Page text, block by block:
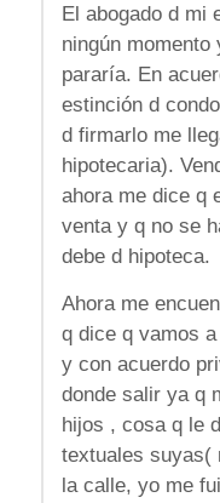
El abogado d mi
ningún
pararía. En
estinción d
d firmarlo me
hipotecaria).
ahora me dice q
venta y q no se
debe d hipoteca.
Ahora me
q dice q vamos
y con acuerdo
donde salir ya q
hijos , cosa q le
textuales suyas(
la calle, yo me